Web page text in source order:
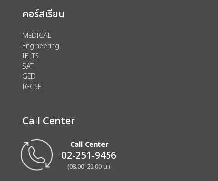
คอร์สเรียน
MEDICAL
Engineering
IELTS
SAT
GED
IGCSE
Call Center
Call Center
02-251-9456
(08.00-20.00 น.)